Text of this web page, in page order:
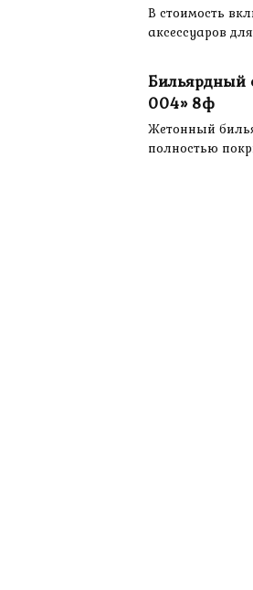
В стоимость
аксессуаров для
Бильярдный
004» 8ф
Жетонный
полностью